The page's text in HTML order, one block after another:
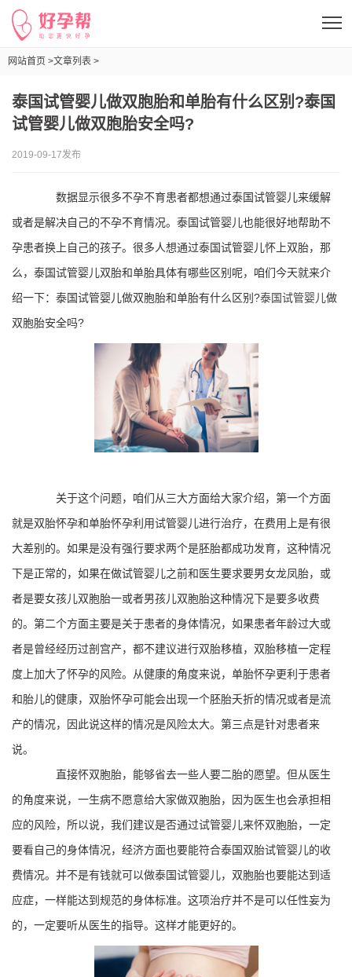
网站首页 >文章列表 >
泰国试管婴儿做双胞胎和单胎有什么区别?泰国
试管婴儿做双胞胎安全吗?
2019-09-17发布
数据显示很多不孕不育患者都想通过泰国试管婴儿来缓解
或者是解决自己的不孕不育情况。泰国试管婴儿也能很好地帮助不
孕患者换上自己的孩子。很多人想通过泰国试管婴儿怀上双胎，那
么，泰国试管婴儿双胎和单胎具体有哪些区别呢，咱们今天就来介
绍一下：泰国试管婴儿做双胞胎和单胎有什么区别?泰国试管婴儿做
双胞胎安全吗?
关于这个问题，咱们从三大方面给大家介绍，第一个方面
就是双胎怀孕和单胎怀孕利用试管婴儿进行治疗，在费用上是有很
大差别的。如果是没有强行要求两个是胚胎都成功发育，这种情况
下是正常的，如果在做试管婴儿之前和医生要求要男女龙凤胎，或
者是要女孩儿双胞胎一或者男孩儿双胞胎这种情况下是要多收费
的。第二个方面主要是关于患者的身体情况，如果患者年龄过大或
者是曾经经历过剖宫产，都不建议进行双胎移植，双胎移植一定程
度上加大了怀孕的风险。从健康的角度来说，单胎怀孕更利于患者
和胎儿的健康，双胎怀孕可能会出现一个胚胎夭折的情况或者是流
产的情况，因此说这样的情况是风险太大。第三点是针对患者来
说。
直接怀双胞胎，能够省去一些人要二胎的愿望。但从医生
的角度来说，一生病不愿意给大家做双胞胎，因为医生也会承担相
应的风险，所以说，我们建议是否通过试管婴儿来怀双胞胎，一定
要看自己的身体情况，经济方面也要能符合泰国双胎试管婴儿的收
费情况。并不是有钱就可以做泰国试管婴儿，双胞胎也要能达到适
应症，一样能达到规范的身体标准。这项治疗并不是可以任性妄为
的，一定要听从医生的指导。这样才能更好的。